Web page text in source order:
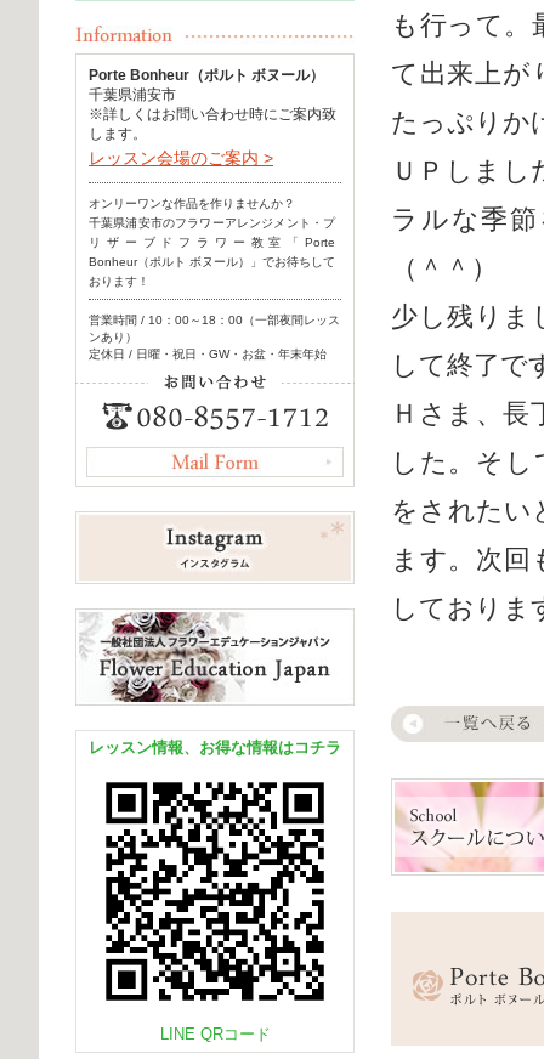
も行って。
て出来上が
たっぷりか
ＵＰしま
ラルな季
（＾＾）
少し残りま
して終了で
Ｈさま、
した。そし
をされたい
ます。次回
しておりま
Porte Bonheur（ポルト ボヌール）
千葉県浦安市
※詳しくはお問い合わせ時にご案内致
します。
レッスン会場のご案内 >
オンリーワンな作品を作りませんか？
千葉県浦安市のフラワーアレンジメント・プ
リザーブドフラワー教室「Porte
Bonheur（ポルト ボヌール）」でお待ちして
おります！
営業時間 / 10：00～18：00（一部夜間レッス
ンあり）
定休日 / 日曜・祝日・GW・お盆・年末年始
レッスン情報、お得な情報はコチラ
LINE QRコード